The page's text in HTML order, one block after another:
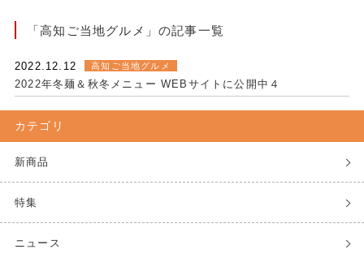
「高知ご当地グルメ」の記事一覧
2022.12.12 高知ご当地グルメ
2022年冬麺＆秋冬メニュー WEBサイトに公開中４
カテゴリ
新商品
特集
ニュース